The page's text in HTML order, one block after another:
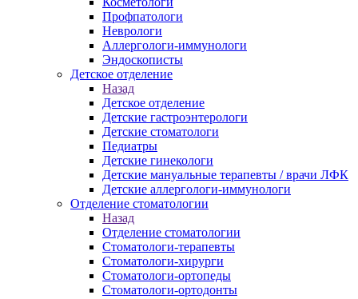
Профпатологи
Неврологи
Аллергологи-иммунологи
Эндоскописты
Детское отделение
Назад
Детское отделение
Детские гастроэнтерологи
Детские стоматологи
Педиатры
Детские гинекологи
Детские мануальные терапевты / врачи ЛФК
Детские аллергологи-иммунологи
Отделение стоматологии
Назад
Отделение стоматологии
Стоматологи-терапевты
Стоматологи-хирурги
Стоматологи-ортопеды
Стоматологи-ортодонты